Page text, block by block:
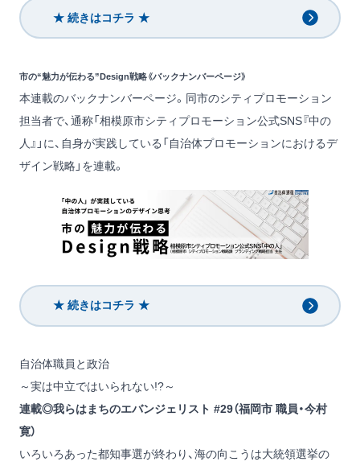
★ 続きはコチラ ★
市の“魅力が伝わる”Design戦略《バックナンバーページ》
本連載のバックナンバーページ。同市のシティプロモーション
担当者で、通称「相模原市シティプロモーション公式SNS『中の
人』」に、自身が実践している「自治体プロモーションにおけるデ
ザイン戦略」を連載。
★ 続きはコチラ ★
自治体職員と政治
～実は中立ではいられない!?～
連載◎我らはまちのエバンジェリスト #29（福岡市 職員・今村
寛）
いろいろあった都知事選が終わり、海の向こうは大統領選挙の